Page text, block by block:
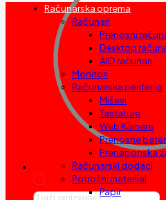
Products
Računarska oprema
Računari
Prenosni
Desktop
AIO računari
Monitori
Računarska periferija
Miševi
Tastature
Web Kamere
Prenosne
Prenaponska
Računarski dodaci
Potrošni materijal
Papir